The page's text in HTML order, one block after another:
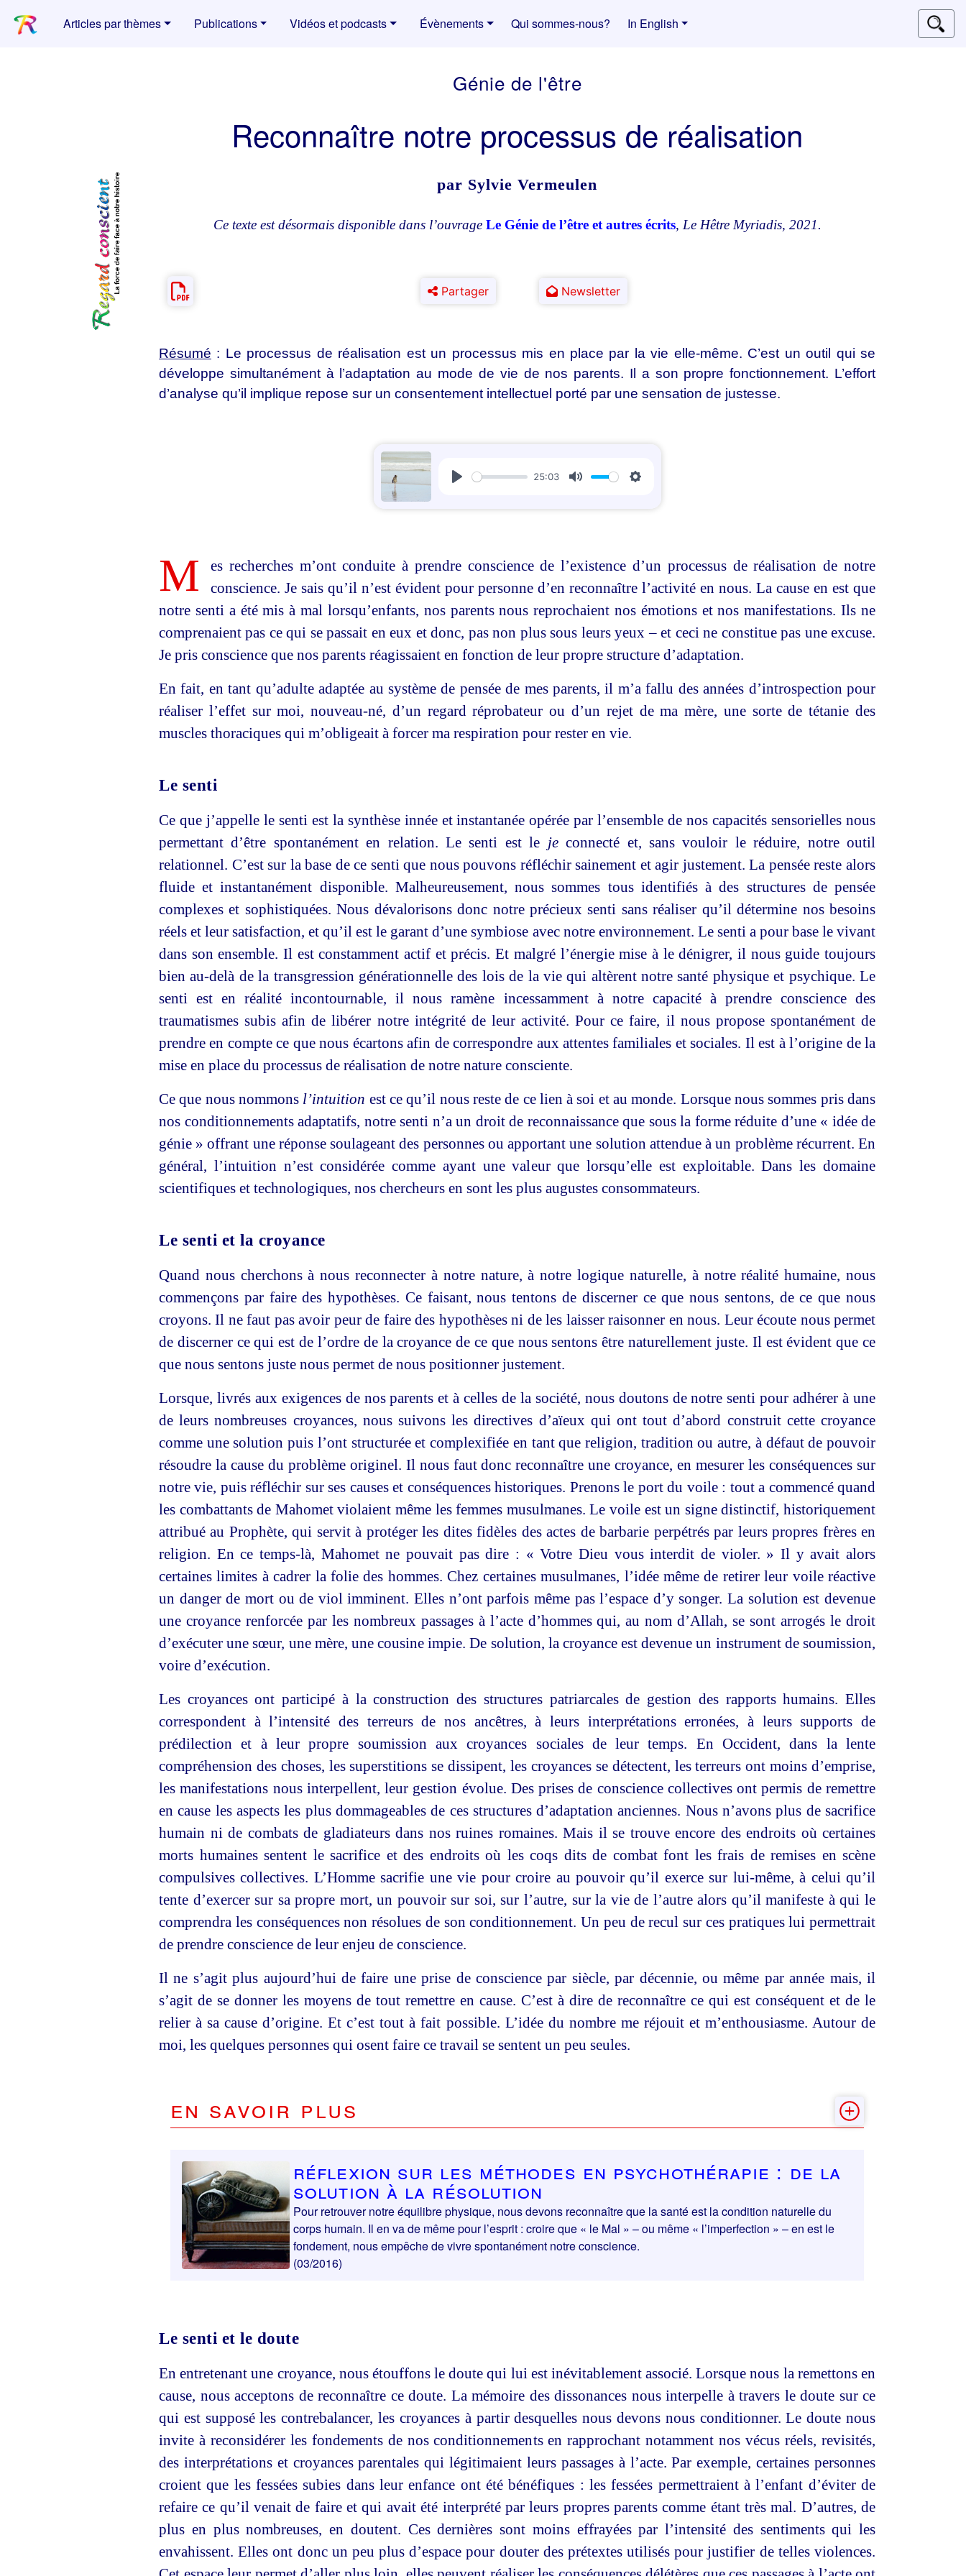
Articles par thèmes Publications Vidéos et podcasts Évènements Qui sommes-nous? In English
Génie de l'être
Reconnaître notre processus de réalisation
par Sylvie Vermeulen
Ce texte est désormais disponible dans l’ouvrage Le Génie de l’être et autres écrits, Le Hêtre Myriadis, 2021.
Partager Newsletter
Résumé : Le processus de réalisation est un processus mis en place par la vie elle-même. C’est un outil qui se
développe simultanément à l’adaptation au mode de vie de nos parents. Il a son propre fonctionnement. L’effort
d’analyse qu’il implique repose sur un consentement intellectuel porté par une sensation de justesse.
25:03
M
es recherches m’ont conduite à prendre conscience de l’existence d’un processus de réalisation de notre
conscience. Je sais qu’il n’est évident pour personne d’en reconnaître l’activité en nous. La cause en est que
notre senti a été mis à mal lorsqu’enfants, nos parents nous reprochaient nos émotions et nos manifestations. Ils ne
comprenaient pas ce qui se passait en eux et donc, pas non plus sous leurs yeux – et ceci ne constitue pas une excuse.
Je pris conscience que nos parents réagissaient en fonction de leur propre structure d’adaptation.
En fait, en tant qu’adulte adaptée au système de pensée de mes parents, il m’a fallu des années d’introspection pour
réaliser l’effet sur moi, nouveau-né, d’un regard réprobateur ou d’un rejet de ma mère, une sorte de tétanie des
muscles thoraciques qui m’obligeait à forcer ma respiration pour rester en vie.
Le senti
Ce que j’appelle le senti est la synthèse innée et instantanée opérée par l’ensemble de nos capacités sensorielles nous
permettant d’être spontanément en relation. Le senti est le jeconnecté et, sans vouloir le réduire, notre outil
relationnel. C’est sur la base de ce senti que nous pouvons réfléchir sainement et agir justement. La pensée reste alors
fluide et instantanément disponible. Malheureusement, nous sommes tous identifiés à des structures de pensée
complexes et sophistiquées. Nous dévalorisons donc notre précieux senti sans réaliser qu’il détermine nos besoins
réels et leur satisfaction, et qu’il est le garant d’une symbiose avec notre environnement. Le senti a pour base le vivant
dans son ensemble. Il est constamment actif et précis. Et malgré l’énergie mise à le dénigrer, il nous guide toujours
bien au-delà de la transgression générationnelle des lois de la vie qui altèrent notre santé physique et psychique. Le
senti est en réalité incontournable, il nous ramène incessamment à notre capacité à prendre conscience des
traumatismes subis afin de libérer notre intégrité de leur activité. Pour ce faire, il nous propose spontanément de
prendre en compte ce que nous écartons afin de correspondre aux attentes familiales et sociales. Il est à l’origine de la
mise en place du processus de réalisation de notre nature consciente.
Ce que nous nommons l’intuition est ce qu’il nous reste de ce lien à soi et au monde. Lorsque nous sommes pris dans
nos conditionnements adaptatifs, notre senti n’a un droit de reconnaissance que sous la forme réduite d’une « idée de
génie » offrant une réponse soulageant des personnes ou apportant une solution attendue à un problème récurrent. En
général, l’intuition n’est considérée comme ayant une valeur que lorsqu’elle est exploitable. Dans les domaine
scientifiques et technologiques, nos chercheurs en sont les plus augustes consommateurs.
Le senti et la croyance
Quand nous cherchons à nous reconnecter à notre nature, à notre logique naturelle, à notre réalité humaine, nous
commençons par faire des hypothèses. Ce faisant, nous tentons de discerner ce que nous sentons, de ce que nous
croyons. Il ne faut pas avoir peur de faire des hypothèses ni de les laisser raisonner en nous. Leur écoute nous permet
de discerner ce qui est de l’ordre de la croyance de ce que nous sentons être naturellement juste. Il est évident que ce
que nous sentons juste nous permet de nous positionner justement.
Lorsque, livrés aux exigences de nos parents et à celles de la société, nous doutons de notre senti pour adhérer à une
de leurs nombreuses croyances, nous suivons les directives d’aïeux qui ont tout d’abord construit cette croyance
comme une solution puis l’ont structurée et complexifiée en tant que religion, tradition ou autre, à défaut de pouvoir
résoudre la cause du problème originel. Il nous faut donc reconnaître une croyance, en mesurer les conséquences sur
notre vie, puis réfléchir sur ses causes et conséquences historiques. Prenons le port du voile : tout a commencé quand
les combattants de Mahomet violaient même les femmes musulmanes. Le voile est un signe distinctif, historiquement
attribué au Prophète, qui servit à protéger les dites fidèles des actes de barbarie perpétrés par leurs propres frères en
religion. En ce temps-là, Mahomet ne pouvait pas dire : « Votre Dieu vous interdit de violer. » Il y avait alors
certaines limites à cadrer la folie des hommes. Chez certaines musulmanes, l’idée même de retirer leur voile réactive
un danger de mort ou de viol imminent. Elles n’ont parfois même pas l’espace d’y songer. La solution est devenue
une croyance renforcée par les nombreux passages à l’acte d’hommes qui, au nom d’Allah, se sont arrogés le droit
d’exécuter une sœur, une mère, une cousine impie. De solution, la croyance est devenue un instrument de soumission,
voire d’exécution.
Les croyances ont participé à la construction des structures patriarcales de gestion des rapports humains. Elles
correspondent à l’intensité des terreurs de nos ancêtres, à leurs interprétations erronées, à leurs supports de
prédilection et à leur propre soumission aux croyances sociales de leur temps. En Occident, dans la lente
compréhension des choses, les superstitions se dissipent, les croyances se détectent, les terreurs ont moins d’emprise,
les manifestations nous interpellent, leur gestion évolue. Des prises de conscience collectives ont permis de remettre
en cause les aspects les plus dommageables de ces structures d’adaptation anciennes. Nous n’avons plus de sacrifice
humain ni de combats de gladiateurs dans nos ruines romaines. Mais il se trouve encore des endroits où certaines
morts humaines sentent le sacrifice et des endroits où les coqs dits de combat font les frais de remises en scène
compulsives collectives. L’Homme sacrifie une vie pour croire au pouvoir qu’il exerce sur lui-même, à celui qu’il
tente d’exercer sur sa propre mort, un pouvoir sur soi, sur l’autre, sur la vie de l’autre alors qu’il manifeste à qui le
comprendra les conséquences non résolues de son conditionnement. Un peu de recul sur ces pratiques lui permettrait
de prendre conscience de leur enjeu de conscience.
Il ne s’agit plus aujourd’hui de faire une prise de conscience par siècle, par décennie, ou même par année mais, il
s’agit de se donner les moyens de tout remettre en cause. C’est à dire de reconnaître ce qui est conséquent et de le
relier à sa cause d’origine. Et c’est tout à fait possible. L’idée du nombre me réjouit et m’enthousiasme. Autour de
moi, les quelques personnes qui osent faire ce travail se sentent un peu seules.
En savoir plus
Réflexion sur les méthodes en psychothérapie : de la
solution à la résolution
Pour retrouver notre équilibre physique, nous devons reconnaître que la santé est la condition naturelle du
corps humain. Il en va de même pour l’esprit : croire que « le Mal » – ou même « l’imperfection » – en est le
fondement, nous empêche de vivre spontanément notre conscience.
(03/2016)
Le senti et le doute
En entretenant une croyance, nous étouffons le doute qui lui est inévitablement associé. Lorsque nous la remettons en
cause, nous acceptons de reconnaître ce doute. La mémoire des dissonances nous interpelle à travers le doute sur ce
qui est supposé les contrebalancer, les croyances à partir desquelles nous devons nous conditionner. Le doute nous
invite à reconsidérer les fondements de nos conditionnements en rapprochant notamment nos vécus réels, revisités,
des interprétations et croyances parentales qui légitimaient leurs passages à l’acte. Par exemple, certaines personnes
croient que les fessées subies dans leur enfance ont été bénéfiques : les fessées permettraient à l’enfant d’éviter de
refaire ce qu’il venait de faire et qui avait été interprété par leurs propres parents comme étant très mal. D’autres, de
plus en plus nombreuses, en doutent. Ces dernières sont moins effrayées par l’intensité des sentiments qui les
envahissent. Elles ont donc un peu plus d’espace pour douter des prétextes utilisés pour justifier de telles violences.